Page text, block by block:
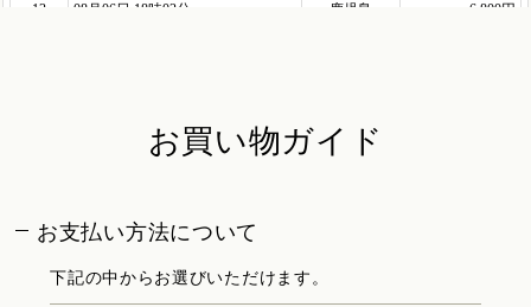
お買い物ガイド
お支払い方法について
下記の中からお選びいただけます。